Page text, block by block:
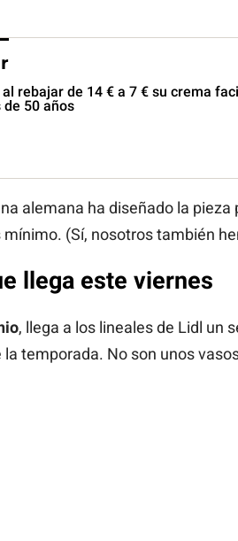
rebajar de 14 € a 7 € su crema
50 años
alemana ha diseñado la
(Sí, nosotros también
llega este viernes
, llega a los lineales de Lidl un
temporada. No son unos